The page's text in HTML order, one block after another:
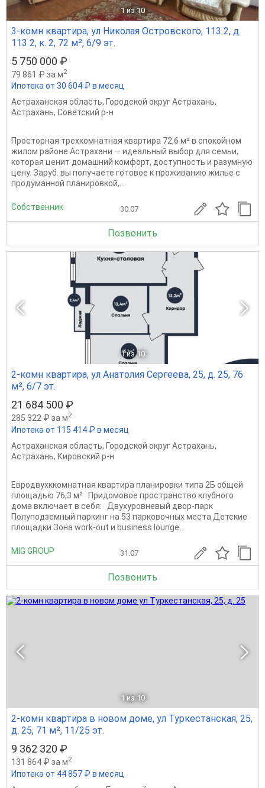
1 из 10
3-комн квартира, ул Николая Островского, 113 2, д.
113 2, к. 2, 72 м², 6/9 эт.
5 750 000 ₽
79 861 ₽ за м2
Ипотека от 30 604 ₽ в месяц
Астраханская область, Городской округ Астрахань,
Астрахань, Советский р-н
Просторная трехкомнатная квартира 72,6 м² в спокойном
жилом районе Астрахани — идеальный выбор для семьи,
которая ценит домашний комфорт, доступность и разумную
цену. Заруб. вы получаете готовое к проживанию жилье с
продуманной планировкой,...
Собственник 30.07
Позвонить
1 из 10
2-комн квартира, ул Анатолия Сергеева, 25, д. 25, 76
м², 6/7 эт.
21 684 500 ₽
285 322 ₽ за м2
Ипотека от 115 414 ₽ в месяц
Астраханская область, Городской округ Астрахань,
Астрахань, Кировский р-н
Евродвухккомнатная квартира планировки типа 2Б общей
площадью 76,3 м² Придомовое пространство клубного
дома включает в себя: Двухуровневый двор-парк
Полуподземный паркинг на 53 парковочных места Детские
площадки Зона work-out и business lounge...
MIG GROUP 31.07
Позвонить
1 из 10
2-комн квартира в новом доме, ул Туркестанская, 25,
д. 25, 71 м², 11/25 эт.
9 362 320 ₽
131 864 ₽ за м2
Ипотека от 44 857 ₽ в месяц